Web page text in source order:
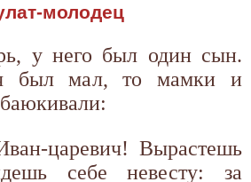
молодец
у него был один сын.
был мал, то мамки и
царевич! Вырастешь
себе невесту: за